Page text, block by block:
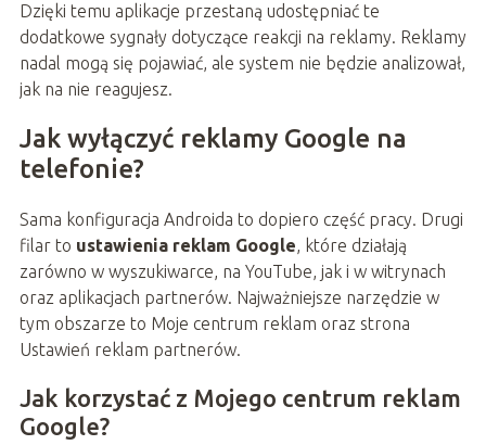
Dzięki temu aplikacje przestaną udostępniać te
dodatkowe sygnały dotyczące reakcji na reklamy. Reklamy
nadal mogą się pojawiać, ale system nie będzie analizował,
jak na nie reagujesz.
Jak wyłączyć reklamy Google na
telefonie?
Sama konfiguracja Androida to dopiero część pracy. Drugi
filar to ustawienia reklam Google, które działają
zarówno w wyszukiwarce, na YouTube, jak i w witrynach
oraz aplikacjach partnerów. Najważniejsze narzędzie w
tym obszarze to Moje centrum reklam oraz strona
Ustawień reklam partnerów.
Jak korzystać z Mojego centrum reklam
Google?